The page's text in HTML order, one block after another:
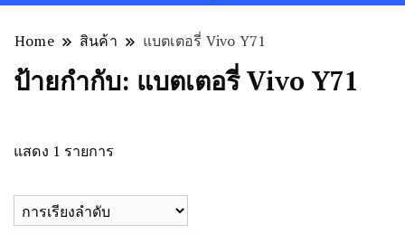
Home สินค้า แบตเตอรี่ Vivo Y71
ป้ายกำกับ: แบตเตอรี่ Vivo Y71
แสดง 1 รายการ